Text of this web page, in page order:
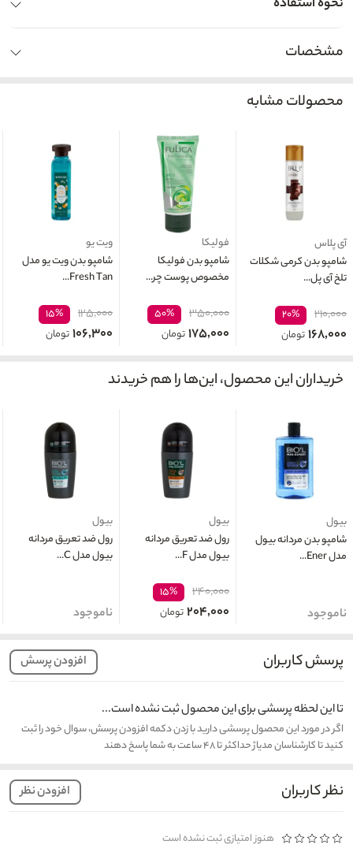
نحوه استفاده
مشخصات
محصولات مشابه
آی پلاس
شامپو بدن کرمی شکلات
تلخ آی پل...
۲۱۰,۰۰۰ ۲۰%
۱۶۸,۰۰۰تومان
فولیکا
شامپو بدن فولیکا
مخصوص پوست چر...
۳۵۰,۰۰۰ ۵۰%
۱۷۵,۰۰۰تومان
ویت یو
شامپو بدن ویت یو مدل
Fresh Tan...
۱۲۵,۰۰۰ ۱۵%
۱۰۶,۳۰۰تومان
خریداران این محصول، این‌ها را هم خریدند
بیول
شامپو بدن مردانه بیول
مدل Ener...
ناموجود
بیول
رول ضد تعریق مردانه
بیول مدل F...
۲۴۰,۰۰۰ ۱۵%
۲۰۴,۰۰۰تومان
بیول
رول ضد تعریق مردانه
بیول مدل C...
ناموجود
پرسش کاربران افزودن پرسش
تا این لحظه پرسشی برای این محصول ثبت نشده است...
اگر در مورد این محصول پرسشی دارید با زدن دکمه افزودن پرسش، سوال خود را ثبت
کنید تا کارشناسان مدیاژ حداکثر تا ۴۸ ساعت به شما پاسخ دهند
نظر کاربران افزودن نظر
هنوز امتیازی ثبت نشده است